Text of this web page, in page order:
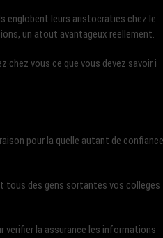
englobent leurs aristocraties chez le
un atout avantageux reellement.
vous ce que vous devez savoir i
pour la quelle autant de confiance
tous des gens sortantes vos colleges
verifier la assurance les informations